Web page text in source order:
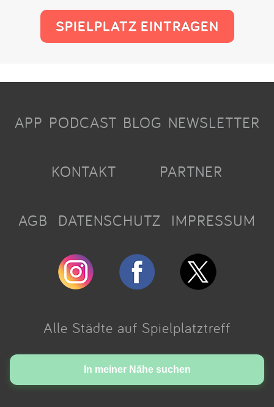
SPIELPLATZ EINTRAGEN
In meiner Nähe suchen
APP PODCAST BLOG NEWSLETTER
KONTAKT PARTNER
AGB DATENSCHUTZ IMPRESSUM
Alle Städte auf Spielplatztreff
Made with love in Cologne.